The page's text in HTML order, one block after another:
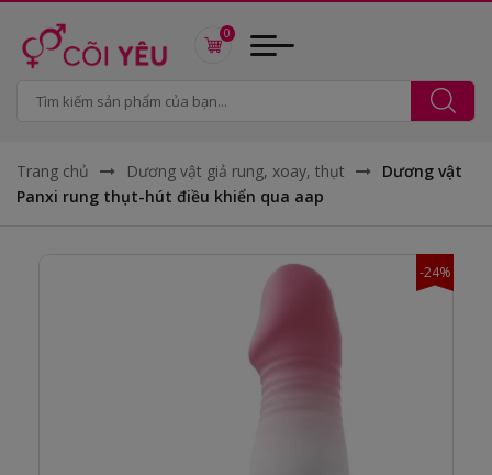
0
Trang chủ Dương vật giả rung, xoay, thụt
Dương vật
Panxi rung thụt-hút điều khiển qua aap
-24%